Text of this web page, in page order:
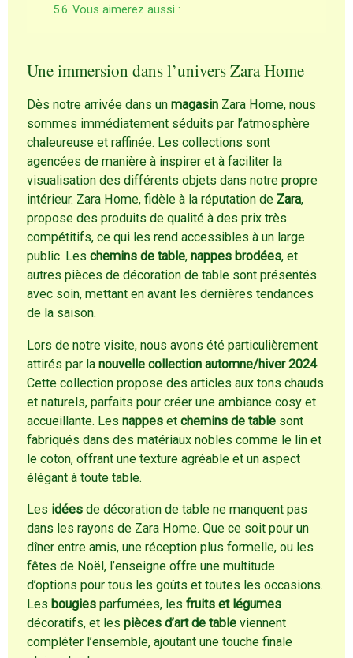
5.6 Vous aimerez aussi :
Une immersion dans l’univers Zara Home
Dès notre arrivée dans unmagasin Zara Home, nous
sommes immédiatement séduits par l’atmosphère
chaleureuse et raffinée. Les collections sont
agencées de manière à inspirer et à faciliter la
visualisation des différents objets dans notre propre
intérieur. Zara Home, fidèle à la réputation de Zara,
propose des produits de qualité à des prix très
compétitifs, ce qui les rend accessibles à un large
public. Leschemins de table,nappes brodées, et
autres pièces de décoration de table sont présentés
avec soin, mettant en avant les dernières tendances
de la saison.
Lors de notre visite, nous avons été particulièrement
attirés par lanouvelle collection automne/hiver 2024.
Cette collection propose des articles aux tons chauds
et naturels, parfaits pour créer une ambiance cosy et
accueillante. Lesnappes etchemins de table sont
fabriqués dans des matériaux nobles comme le lin et
le coton, offrant une texture agréable et un aspect
élégant à toute table.
Les idées de décoration de table ne manquent pas
dans les rayons de Zara Home. Que ce soit pour un
dîner entre amis, une réception plus formelle, ou les
fêtes de Noël, l’enseigne offre une multitude
d’options pour tous les goûts et toutes les occasions.
Lesbougies parfumées, lesfruits et légumes
décoratifs, et lespièces d’art de table viennent
compléter l’ensemble, ajoutant une touche finale